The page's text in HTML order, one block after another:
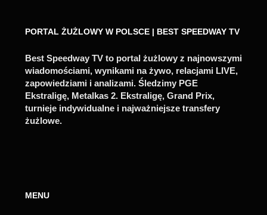
PORTAL ŻUŻLOWY W POLSCE | BEST SPEEDWAY TV
Best Speedway TV to portal żużlowy z najnowszymi
wiadomościami, wynikami na żywo, relacjami LIVE,
zapowiedziami i analizami. Śledzimy PGE
Ekstraligę, Metalkas 2. Ekstraligę, Grand Prix,
turnieje indywidualne i najważniejsze transfery
żużlowe.
MENU